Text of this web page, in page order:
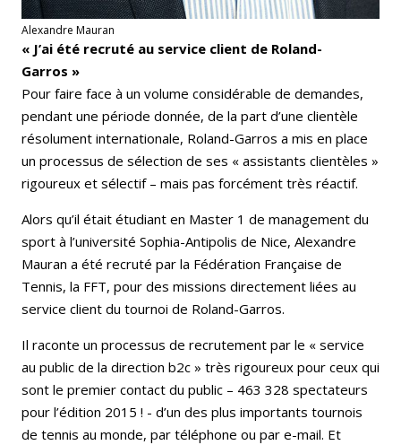
Alexandre Mauran
« J’ai été recruté au service client de Roland-
Garros »
Pour faire face à un volume considérable de demandes,
pendant une période donnée, de la part d’une clientèle
résolument internationale, Roland-Garros a mis en place
un processus de sélection de ses « assistants clientèles »
rigoureux et sélectif – mais pas forcément très réactif.
Alors qu’il était étudiant en Master 1 de management du
sport à l’université Sophia-Antipolis de Nice, Alexandre
Mauran a été recruté par la Fédération Française de
Tennis, la FFT, pour des missions directement liées au
service client du tournoi de Roland-Garros.
Il raconte un processus de recrutement par le « service
au public de la direction b2c » très rigoureux pour ceux qui
sont le premier contact du public – 463 328 spectateurs
pour l’édition 2015 ! - d’un des plus importants tournois
de tennis au monde, par téléphone ou par e-mail. Et